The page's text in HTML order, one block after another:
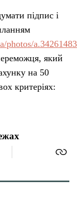
підпис і
який
на 50
критеріях: